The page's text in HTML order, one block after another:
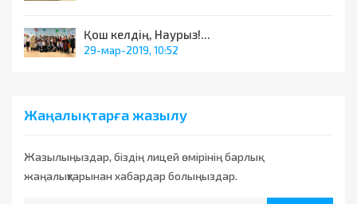
Қош келдің, Наурыз!...
29-мар-2019, 10:52
Жаңалықтарға жазылу
Жазылыңыздар, біздің лицей өмірінің барлық
жаңалықтарынан хабардар болыңыздар.